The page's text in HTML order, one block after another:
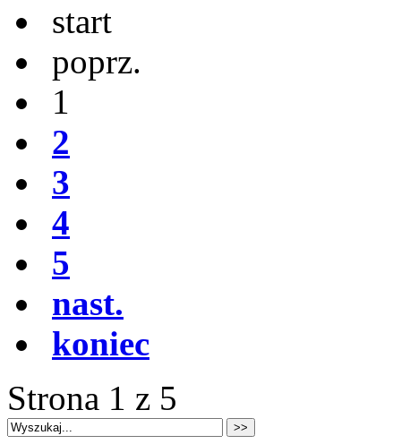
start
poprz.
1
2
3
4
5
nast.
koniec
Strona 1 z 5